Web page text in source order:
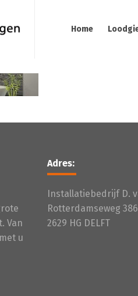
Home
Van
u
Adres:
Installatiebedrijf D.
Rotterdamseweg
2629 HG DELFT